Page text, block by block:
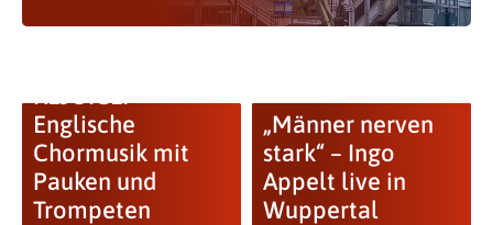
Englische
Chormusik mit
Pauken und
Trompeten
„Männer nerven
stark“ – Ingo
Appelt live in
Wuppertal